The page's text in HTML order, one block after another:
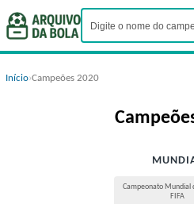
Início›Campeões 2020
Campeonato Mundial
FIFA